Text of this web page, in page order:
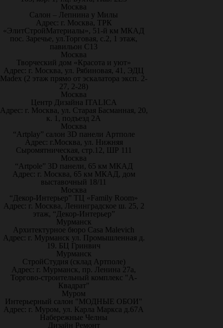
Москва
Салон – Лепнина у Милы
Адрес: г. Москва, ТРК
«ЭлитСтройМатериалы», 51-й км МКАД
пос. Заречье, ул.Торговая, с.2, 1 этаж,
павильон С13
Москва
Творческий дом «Красота и уют»
Адрес: г. Москва, ул. Рябиновая, 41, ЭДЦ
Madex (2 этаж прямо от эскалатора эксп. 2-
27, 2-28)
Москва
Центр Дизайна ITALICA
Адрес: г. Москва, ул. Старая Басманная, 20,
к. 1, подъезд 2А
Москва
“Artplay” салон 3D панели Артполе
Адрес: г.Москва, ул. Нижняя
Сыромятническая, стр.12, ШР 111
Москва
“Artpole” 3D панели, 65 км МКАД
Адрес: г. Москва, 65 км МКАД, дом
выставочный 18/11
Москва
“Декор-Интерьер” ТЦ «Family Room»
Адрес: г. Москва, Ленинградское ш. 25, 2
этаж, “Декор-Интерьер”
Мурманск
Архитектурное бюро Casa Malevich
Адрес: г. Мурманск ул. Промышленная д.
19. БЦ Гринвич
Мурманск
СтройСтудия (склад Артполе)
Адрес: г. Мурманск, пр. Ленина 27а,
Торгово-строительный комплекс "А-
Квадрат"
Муром
Интерьерный салон "МОДНЫЕ ОБОИ"
Адрес: г. Муром, ул. Карла Маркса д.67А
Набережные Челны
Дизайн Ремонт